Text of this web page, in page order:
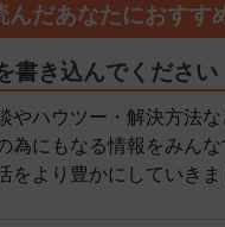
んだあなたにおすす
書き込んでください
やハウツー・解決方法
為にもなる情報をみん
をより豊かにしていきま